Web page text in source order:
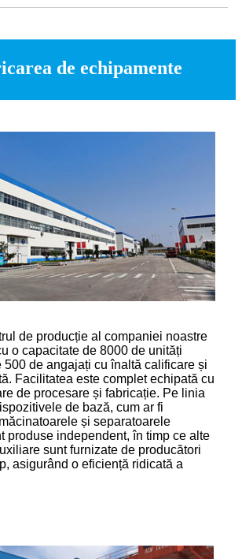
de echipamente
de producție al companiei noastre
o capacitate de 8000 de unități
500 de angajați cu înaltă calificare și
Facilitatea este complet echipată cu
de procesare și fabricație. Pe linia
de bază, cum ar fi
și separatoarele
produse independent, în timp ce alte
sunt furnizate de producători
asigurând o eficiență ridicată a